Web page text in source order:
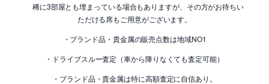
稀に3部屋とも埋まっている場合もありますが、その方がお待ちい
ただける席もご用意がございます。
・ブランド品・貴金属の販売点数は地域NO1
・ドライブスルー査定（車から降りなくても査定可能）
・ブランド品・貴金属は特に高額査定に自信あり。